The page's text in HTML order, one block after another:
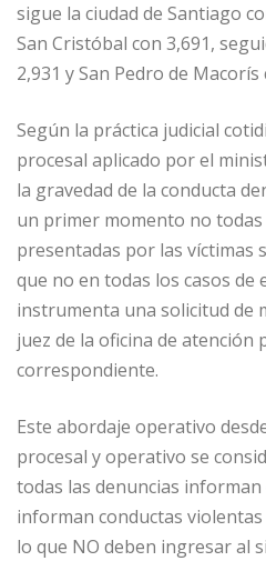
sigue la ciudad de Santiago
San Cristóbal con 3,691,
2,931 y San Pedro de Macorís
Según la práctica judicial
procesal aplicado por el
la gravedad de la conducta
un primer momento no todas
presentadas por las víctimas
que no en todas los casos de
instrumenta una solicitud de
juez de la oficina de atención
correspondiente.
Este abordaje operativo
procesal y operativo se
todas las denuncias
informan conductas
lo que NO deben ingresar al